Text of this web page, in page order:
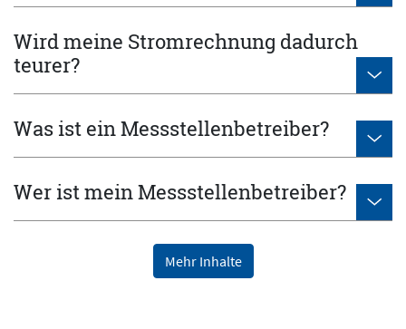
Wird meine Stromrechnung dadurch
teurer?
Was ist ein Messstellenbetreiber?
Wer ist mein Messstellenbetreiber?
Mehr Inhalte